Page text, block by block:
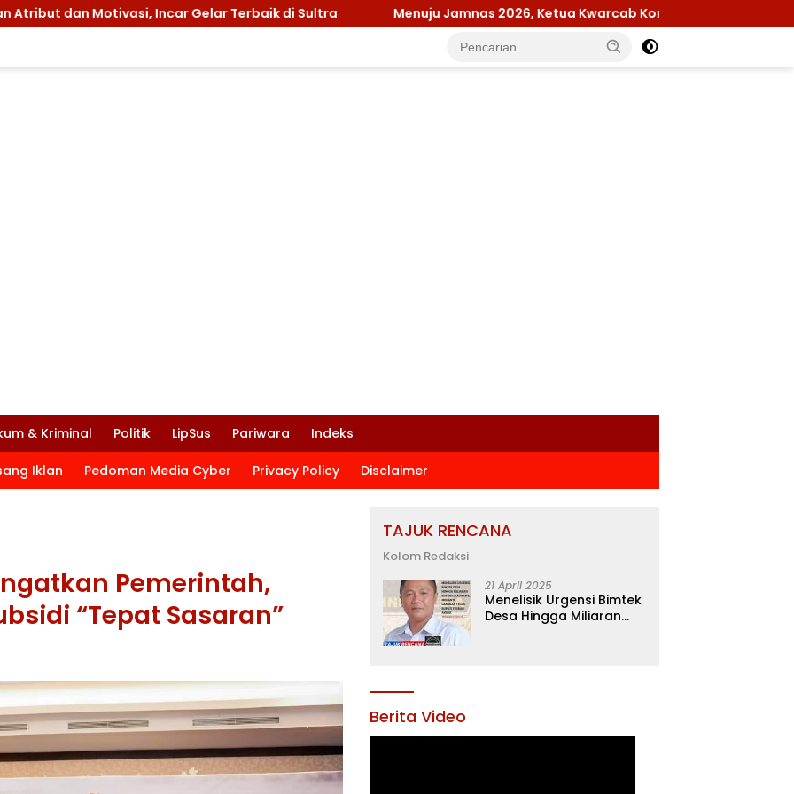
Incar Gelar Terbaik di Sultra Menuju Jamnas 2026, Ketua Kwarcab Konawe Pastikan Seluruh Kesiapan
& Kriminal Politik LipSus Pariwara Indeks
Iklan Pedoman Media Cyber Privacy Policy Disclaimer
Pemerintah,
“Tepat Sasaran”
TAJUK RENCANA
Kolom Redaksi
21 April 2025
Menelisik Urgensi Bimtek
Desa Hingga Miliaran
Berita Video